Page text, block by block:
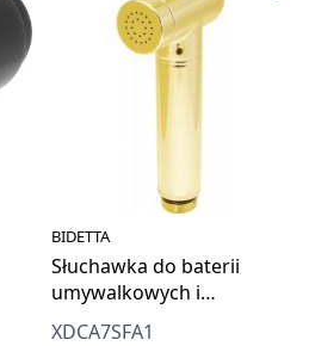
BIDETTA
Słuchawka do baterii
umywalkowych i
bidetowych - bidetta
XDCA7SFA1